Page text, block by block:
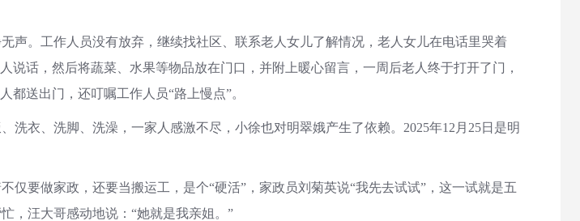
。工作人员没有放弃，继续找社区、联系老人女儿了解情况，老人女儿在电话里哭着
话，然后将蔬菜、水果等物品放在门口，并附上暖心留言，一周后老人终于打开了门，
送出门，还叮嘱工作人员“路上慢点”。
、洗脚、洗澡，一家人感激不尽，小徐也对明翠娥产生了依赖。2025年12月25日是明
做家政，还要当搬运工，是个“硬活”，家政员刘菊英说“我先去试试”，这一试就是五
，汪大哥感动地说：“她就是我亲姐。”